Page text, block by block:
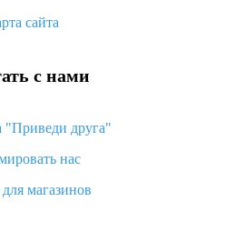
сайта
с нами
"Приведи друга"
нас
магазинов